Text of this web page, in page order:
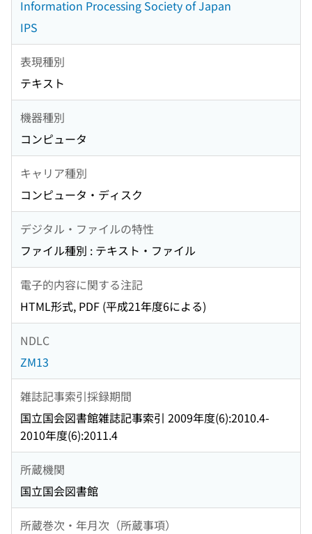
Information Processing Society of Japan
IPS
表現種別
テキスト
機器種別
コンピュータ
キャリア種別
コンピュータ・ディスク
デジタル・ファイルの特性
ファイル種別 : テキスト・ファイル
電子的内容に関する注記
HTML形式, PDF (平成21年度6による)
NDLC
ZM13
雑誌記事索引採録期間
国立国会図書館雑誌記事索引 2009年度(6):2010.4-
2010年度(6):2011.4
所蔵機関
国立国会図書館
所蔵巻次・年月次（所蔵事項）